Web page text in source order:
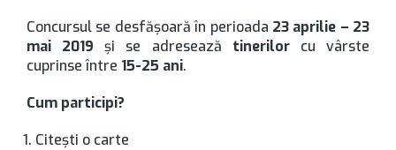
Concursul se desfășoară în perioada 23 aprilie – 23
mai 2019 și se adresează tinerilorcu vârste
cuprinse între 15-25 ani.
Cum participi?
Citești o carte